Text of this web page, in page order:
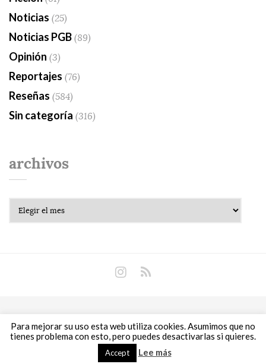
Noticias (25)
Noticias PGB(89)
Opinión (3)
Reportajes (76)
Reseñas (584)
Sin categoría (316)
archivos
Copyright © 2018 Libros Prohibidos •
Política de
privacidad
Para mejorar su uso esta web utiliza cookies. Asumimos que no
tienes problema con esto, pero puedes desactivarlas si quieres.
Accept Lee más